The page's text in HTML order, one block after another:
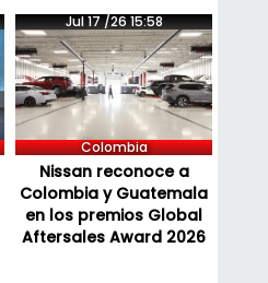
Jul 17 /26 15:58
Colombia
Nissan reconoce a
Colombia y Guatemala
en los premios Global
Aftersales Award 2026